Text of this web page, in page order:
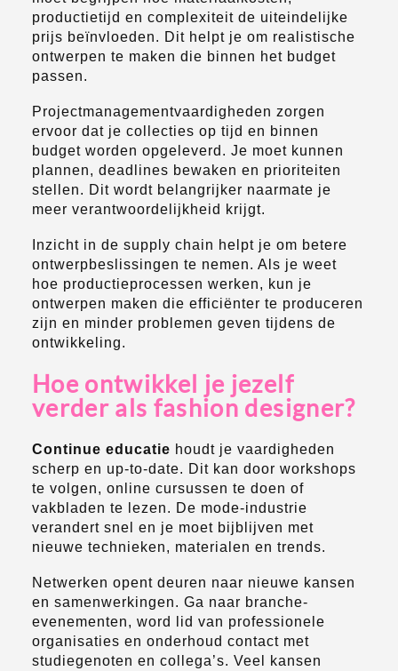
productietijd en complexiteit de uiteindelijke
prijs beïnvloeden. Dit helpt je om realistische
ontwerpen te maken die binnen het budget
passen.
Projectmanagementvaardigheden zorgen
ervoor dat je collecties op tijd en binnen
budget worden opgeleverd. Je moet kunnen
plannen, deadlines bewaken en prioriteiten
stellen. Dit wordt belangrijker naarmate je
meer verantwoordelijkheid krijgt.
Inzicht in de supply chain helpt je om betere
ontwerpbeslissingen te nemen. Als je weet
hoe productieprocessen werken, kun je
ontwerpen maken die efficiënter te produceren
zijn en minder problemen geven tijdens de
ontwikkeling.
Hoe ontwikkel je jezelf
verder als fashion designer?
Continue educatie houdt je vaardigheden
scherp en up-to-date. Dit kan door workshops
te volgen, online cursussen te doen of
vakbladen te lezen. De mode-industrie
verandert snel en je moet bijblijven met
nieuwe technieken, materialen en trends.
Netwerken opent deuren naar nieuwe kansen
en samenwerkingen. Ga naar branche-
evenementen, word lid van professionele
organisaties en onderhoud contact met
studiegenoten en collega’s. Veel kansen